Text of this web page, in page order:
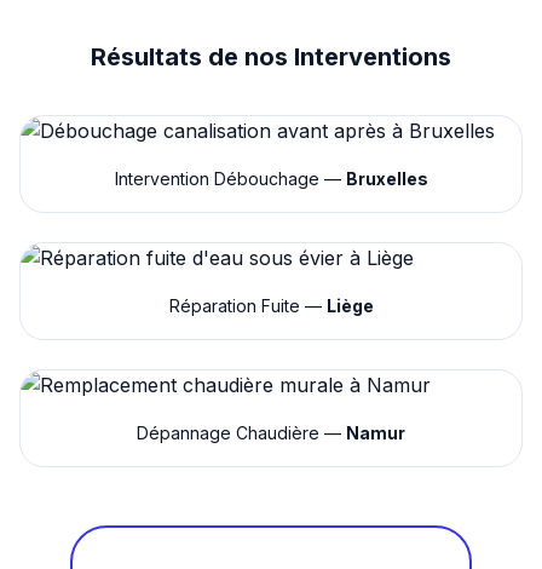
Résultats de nos Interventions
Intervention Débouchage — Bruxelles
Réparation Fuite — Liège
Dépannage Chaudière — Namur